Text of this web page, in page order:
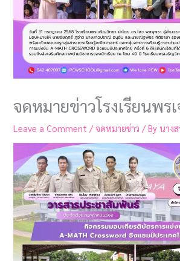
จดหมายข่าวโรงเรียนพร
Leave a Comment / จดหมายข่าว / Byนาง